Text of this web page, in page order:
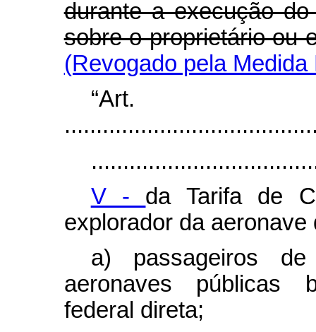
durante a execução
sobre o proprietário ou
(Revogado pela
V - da Tarifa de
explorador da aeronave
a) passageiros
aeronaves públicas
federal direta;